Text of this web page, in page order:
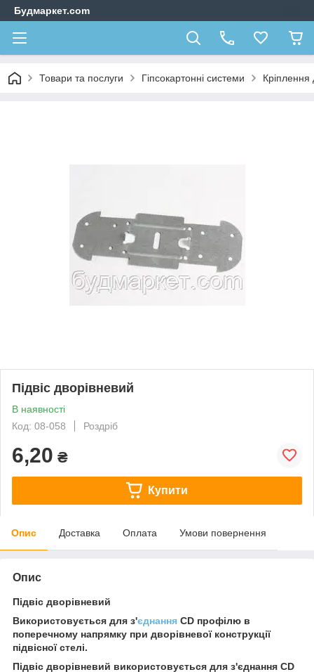
Будмаркет.com
Товари та послуги Гіпсокартонні системи Кріплення
Підвіс дворівневий
В наявності
Код: 08-058
Роздріб
6,20 ₴
Купити
Опис Доставка Оплата Умови повернення
Опис
Підвіс дворівневий
Використовується для з'єднання CD профілю в
поперечному напрямку при дворівневої конструкції
підвісної стелі.
Підвіс дворівневий використовується для з'єднання CD